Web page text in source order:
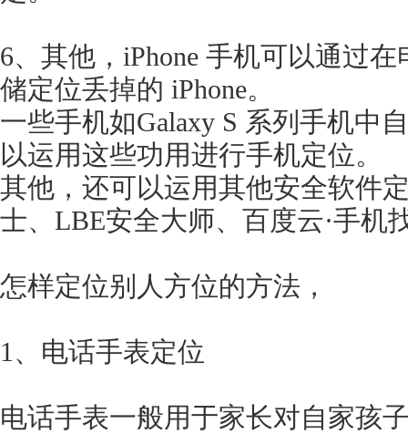
6、其他，iPhone 手机可以通过
储定位丢掉的 iPhone。
一些手机如Galaxy S 系列手机中
以运用这些功用进行手机定位。
其他，还可以运用其他安全软件
士、LBE安全大师、百度云·手机
怎样定位别人方位的方法，
1、电话手表定位
电话手表一般用于家长对自家孩